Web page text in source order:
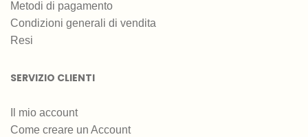
Metodi di pagamento
Condizioni generali di vendita
Resi
SERVIZIO CLIENTI
Il mio account
Come creare un Account